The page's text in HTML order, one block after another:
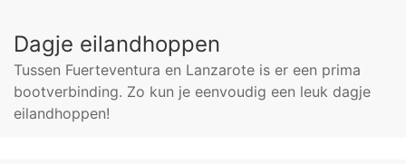
Dagje eilandhoppen
Tussen Fuerteventura en Lanzarote is er een prima
bootverbinding. Zo kun je eenvoudig een leuk dagje
eilandhoppen!